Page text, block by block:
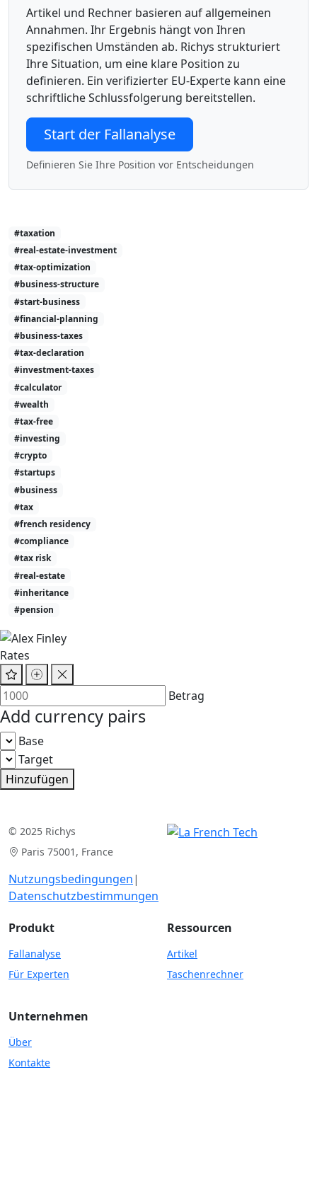
Artikel und Rechner basieren auf allgemeinen
Annahmen. Ihr Ergebnis hängt von Ihren
spezifischen Umständen ab. Richys strukturiert
Ihre Situation, um eine klare Position zu
definieren. Ein verifizierter EU-Experte kann eine
schriftliche Schlussfolgerung bereitstellen.
Start der Fallanalyse
Definieren Sie Ihre Position vor Entscheidungen
#taxation
#real-estate-investment
#tax-optimization
#business-structure
#start-business
#financial-planning
#business-taxes
#tax-declaration
#investment-taxes
#calculator
#wealth
#tax-free
#investing
#crypto
#startups
#business
#tax
#french residency
#compliance
#tax risk
#real-estate
#inheritance
#pension
Rates
Betrag
Add currency pairs
Base
Target
Hinzufügen
© 2025 Richys
Paris 75001, France
Nutzungsbedingungen|
Datenschutzbestimmungen
Produkt
Fallanalyse
Für Experten
Ressourcen
Artikel
Taschenrechner
Unternehmen
Über
Kontakte